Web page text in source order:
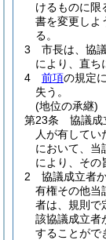
けるものに限
書を変更しよ
る。
3
市長は、協
により、直ち
4
前項の規定
失う。
(地位の承継)
第23条
協議成
人が有してい
において、当
により、その
2
協議成立者
有権その他当
者は、規則で
該協議成立者
することがで